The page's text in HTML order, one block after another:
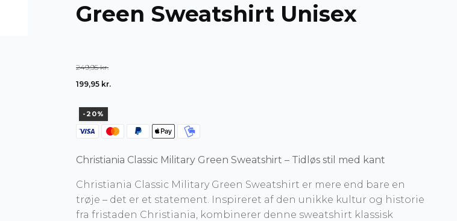
Green Sweatshirt Unisex
249,95kr.
Den
pris
249,95 kr..
199,95 kr.Den
er:
199,95 kr..
-20%
Christiania Classic Military Green Sweatshirt – Tidløs stil med kant
Christiania Classic Military Green Sweatshirt er mere end bare en
trøje – det er et statement. Inspireret af den unikke kultur og historie
fra fristaden Christiania, kombinerer denne sweatshirt klassisk